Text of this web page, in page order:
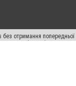
без отримання
цитовані статті не